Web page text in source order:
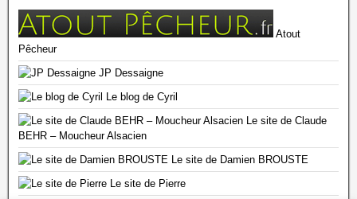
Atout
Pêcheur
JP Dessaigne
Le blog de Cyril
Le site de Claude
BEHR – Moucheur Alsacien
Le site de Damien BROUSTE
Le site de Pierre